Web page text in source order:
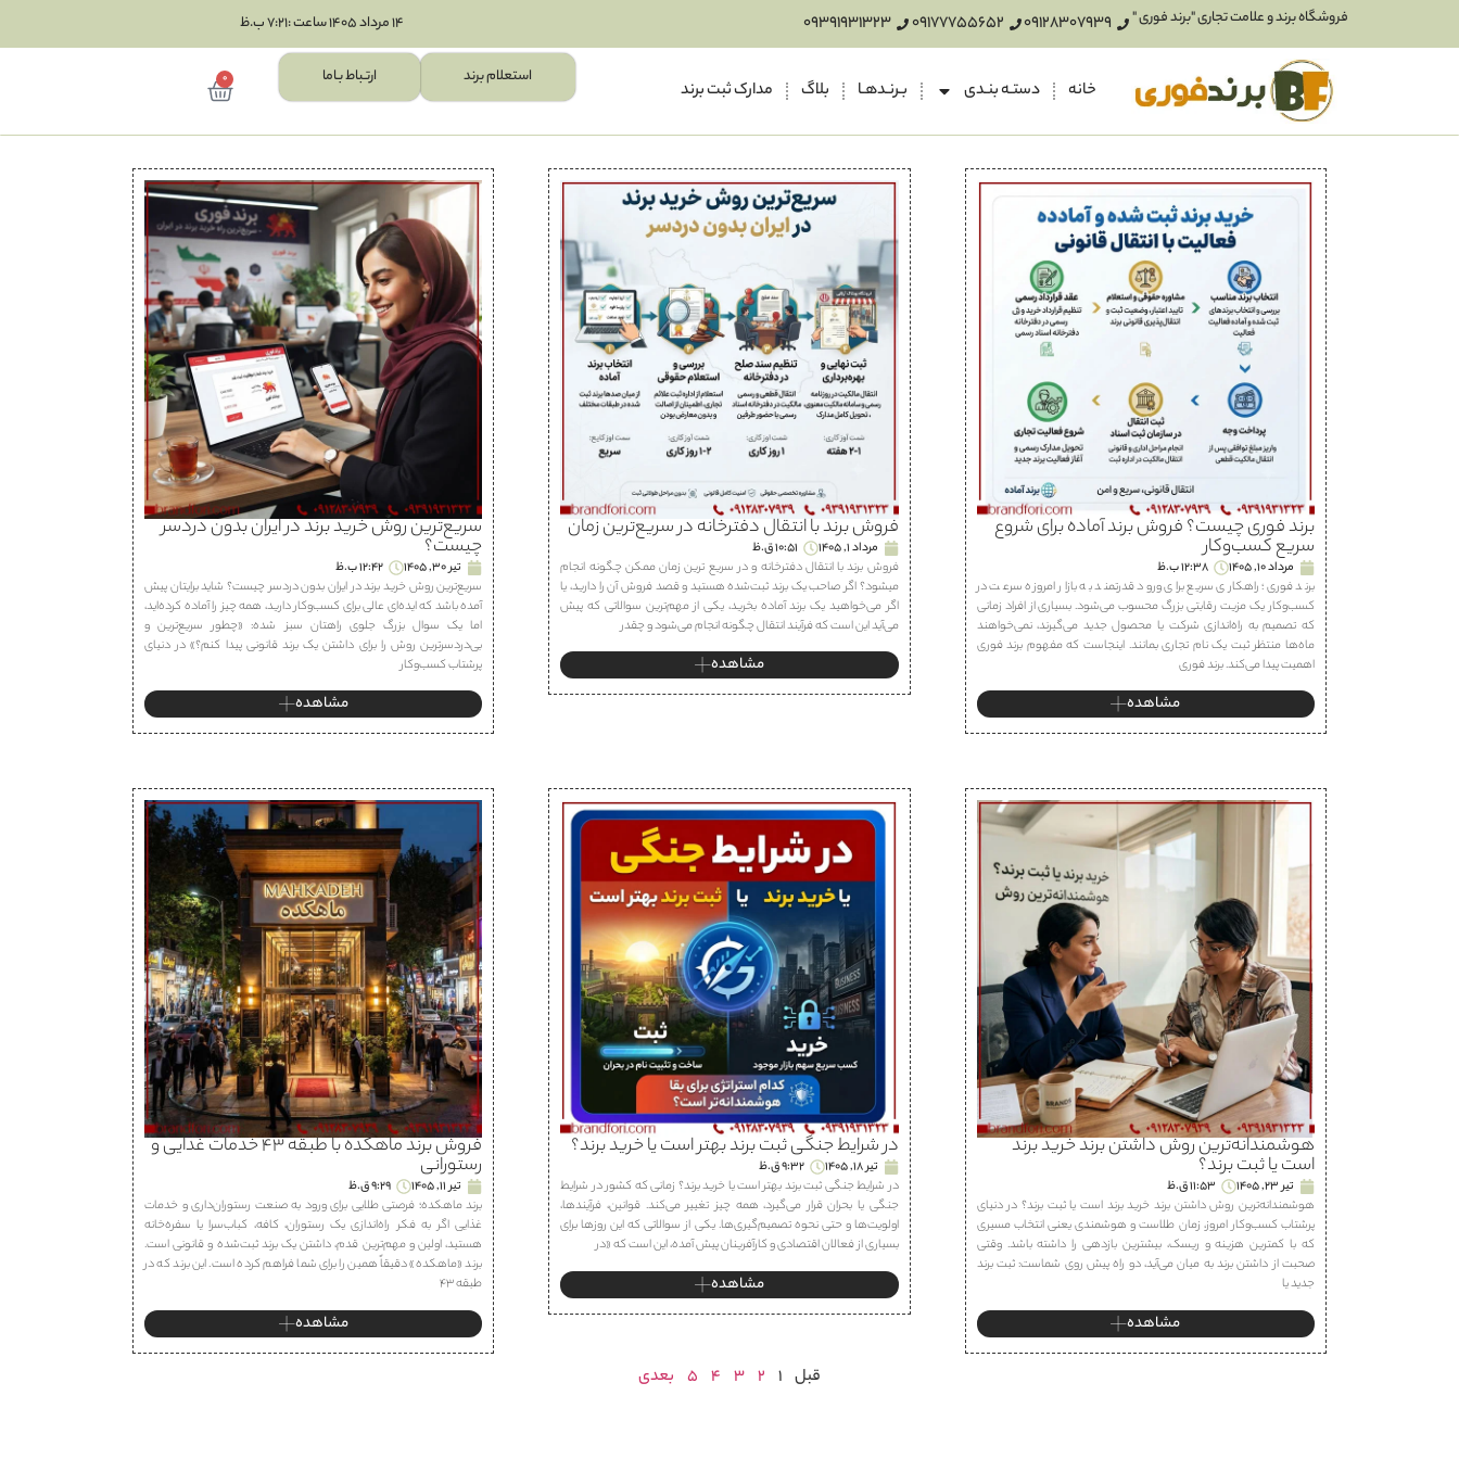
فروشگاه برند و علامت تجاری "برند فوری " 09128307939
09177755652
09391931323 14 مرداد 1405 ساعت :7:21 ب.ظ
خانه دستـه بنـدی بـرنـدهـا بلاگ مدارک ثبت برند
استعلام برند ارتـباط بـاما 0
برند فوری چیست؟ فروش برند آماده برای شروع
سریع کسب‌وکار
مرداد 10, 1405
12:38 ب.ظ
برند فوری؛ راهکاری سریع برای ورود قدرتمند به بازار امروزه سرعت در
کسب‌وکار یک مزیت رقابتی بزرگ محسوب می‌شود. بسیاری از افراد زمانی
که تصمیم به راه‌اندازی شرکت یا محصول جدید می‌گیرند، نمی‌خواهند
ماه‌ها منتظر ثبت یک نام تجاری بمانند. اینجاست که مفهوم برند فوری
اهمیت پیدا می‌کند. برند فوری
مشاهده
فروش برند با انتقال دفترخانه در سریع‌ترین زمان
مرداد 1, 1405
10:51 ق.ظ
فروش برند با انتقال دفترخانه و در سریع ترین زمان ممکن چگونه انجام
میشود؟ اگر صاحب یک برند ثبت‌شده هستید و قصد فروش آن را دارید، یا
اگر می‌خواهید یک برند آماده بخرید، یکی از مهم‌ترین سوالاتی که پیش
می‌آید این است که فرآیند انتقال چگونه انجام می‌شود و چقدر
مشاهده
سریع‌ترین روش خرید برند در ایران بدون دردسر
چیست؟
تیر 30, 1405
12:42 ب.ظ
سریع‌ترین روش خرید برند در ایران بدون دردسر چیست؟ شاید برایتان پیش
آمده باشد که ایده‌ای عالی برای کسب‌وکار دارید، همه چیز را آماده کرده‌اید،
اما یک سوال بزرگ جلوی راهتان سبز شده: «چطور سریع‌ترین و
بی‌دردسرترین روش را برای داشتن یک برند قانونی پیدا کنم؟» در دنیای
پرشتاب کسب‌وکار
مشاهده
هوشمندانه‌ترین روش داشتن برند خرید برند
است یا ثبت برند؟
تیر 23, 1405
11:53 ق.ظ
هوشمندانه‌ترین روش داشتن برند خرید برند است یا ثبت برند؟ در دنیای
پرشتاب کسب‌وکار امروز، زمان طلاست و هوشمندی یعنی انتخاب مسیری
که با کمترین هزینه و ریسک، بیشترین بازدهی را داشته باشد. وقتی
صحبت از داشتن برند به میان می‌آید، دو راه پیش روی شماست: ثبت برند
جدید یا
مشاهده
در شرایط جنگی ثبت برند بهتر است یا خرید برند؟
تیر 18, 1405
9:32 ق.ظ
در شرایط جنگی ثبت برند بهتر است یا خرید برند؟ زمانی که کشور در شرایط
جنگی یا بحران قرار می‌گیرد، همه چیز تغییر می‌کند. قوانین، فرآیندها،
اولویت‌ها و حتی نحوه تصمیم‌گیری‌ها. یکی از سوالاتی که این روزها برای
بسیاری از فعالان اقتصادی و کارآفرینان پیش آمده، این است که «در
مشاهده
فروش برند ماهكده با طبقه ۴۳ خدمات غذایی و
رستورانی
تیر 11, 1405
9:29 ق.ظ
برند ماهكده؛ فرصتی طلایی برای ورود به صنعت رستوران‌داری و خدمات
غذایی اگر به فکر راه‌اندازی یک رستوران، كافه، كباب‌سرا یا سفره‌خانه
هستید، اولین و مهم‌ترین قدم، داشتن یک برند ثبت‌شده و قانونی است.
برند «ماهكده» دقیقاً همین را برای شما فراهم کرده است. این برند که در
طبقه ۴۳
مشاهده
قبل 1
2
3
4
5 بعدی